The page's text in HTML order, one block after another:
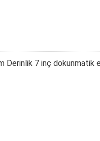
Derinlik 7 inç dokunmatik